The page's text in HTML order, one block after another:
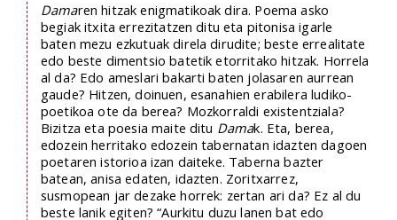
Damaren hitzak enigmatikoak dira. Poema asko
begiak itxita errezitatzen ditu eta pitonisa igarle
baten mezu ezkutuak direla dirudite; beste errealitate
edo beste dimentsio batetik etorritako hitzak. Horrela
al da? Edo ameslari bakarti baten jolasaren aurrean
gaude? Hitzen, doinuen, esanahien erabilera ludiko-
poetikoa ote da berea? Mozkorraldi existentziala?
Bizitza eta poesia maite ditu Damak. Eta, berea,
edozein herritako edozein tabernatan idazten dagoen
poetaren istorioa izan daiteke. Taberna bazter
batean, anisa edaten, idazten. Zoritxarrez,
susmopean jar dezake horrek: zertan ari da? Ez al du
beste lanik egiten? “Aurkitu duzu lanen bat edo